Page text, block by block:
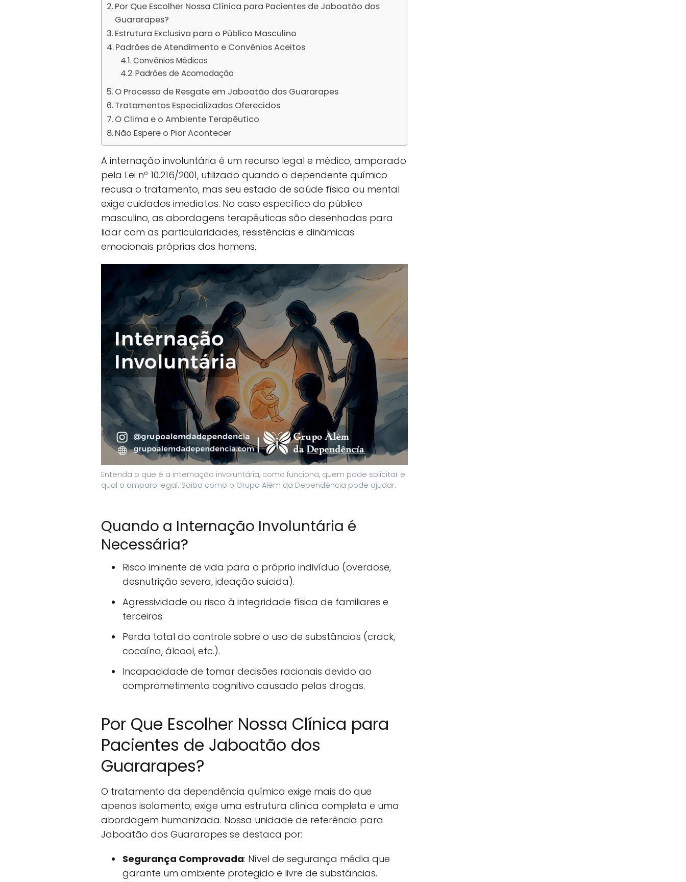
Por Que Escolher Nossa Clínica para Pacientes de Jaboatão dos
Guararapes?
Estrutura Exclusiva para o Público Masculino
Padrões de Atendimento e Convênios Aceitos
Convênios Médicos
Padrões de Acomodação
O Processo de Resgate em Jaboatão dos Guararapes
Tratamentos Especializados Oferecidos
O Clima e o Ambiente Terapêutico
Não Espere o Pior Acontecer
A internação involuntária é um recurso legal e médico, amparado
pela Lei nº 10.216/2001, utilizado quando o dependente químico
recusa o tratamento, mas seu estado de saúde física ou mental
exige cuidados imediatos. No caso específico do público
masculino, as abordagens terapêuticas são desenhadas para
lidar com as particularidades, resistências e dinâmicas
emocionais próprias dos homens.
Entenda o que é a internação involuntária, como funciona, quem pode solicitar e
qual o amparo legal. Saiba como o Grupo Além da Dependência pode ajudar.
Quando a Internação Involuntária é
Necessária?
Risco iminente de vida para o próprio indivíduo (overdose,
desnutrição severa, ideação suicida).
Agressividade ou risco à integridade física de familiares e
terceiros.
Perda total do controle sobre o uso de substâncias (crack,
cocaína, álcool, etc.).
Incapacidade de tomar decisões racionais devido ao
comprometimento cognitivo causado pelas drogas.
Por Que Escolher Nossa Clínica para
Pacientes de Jaboatão dos
Guararapes?
O tratamento da dependência química exige mais do que
apenas isolamento; exige uma estrutura clínica completa e uma
abordagem humanizada. Nossa unidade de referência para
Jaboatão dos Guararapes se destaca por:
Segurança Comprovada: Nível de segurança média que
garante um ambiente protegido e livre de substâncias.